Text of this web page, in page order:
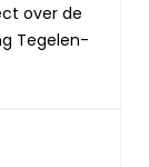
over de
Tegelen-